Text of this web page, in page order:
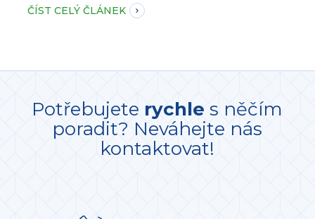
ČÍST CELÝ ČLÁNEK
Potřebujete rychle s něčím
poradit? Neváhejte nás
kontaktovat!